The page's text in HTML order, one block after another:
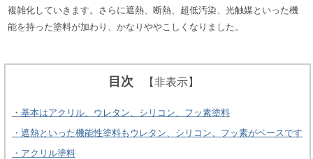
複雑化していきます。さらに遮熱、断熱、超低汚染、光触媒といった機
能を持った塗料が加わり、かなりややこしくなりました。
目次 【非表示】
・基本はアクリル、ウレタン、シリコン、フッ素塗料
・遮熱といった機能性塗料もウレタン、シリコン、フッ素がベースです
・アクリル塗料